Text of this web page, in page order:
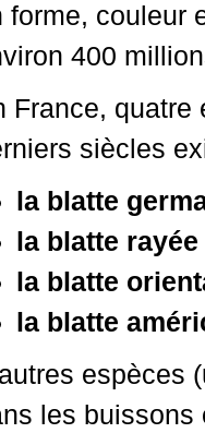
forme, couleur
400
France,
siècles
la blatte
la blatte rayée
la blatte
la blatte
espèces
les buissons